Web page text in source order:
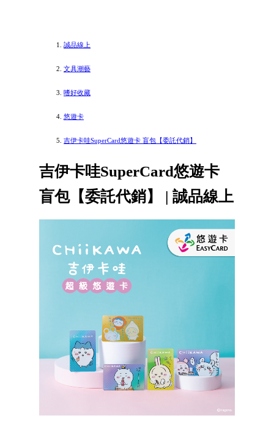
誠品線上
文具潮藝
嗜好收藏
悠遊卡
吉伊卡哇SuperCard悠遊卡 盲包【委託代銷】
吉伊卡哇SuperCard悠遊卡
盲包【委託代銷】 | 誠品線上